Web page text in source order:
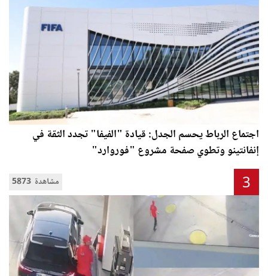
اجتماع الرباط يحسم الجدل: قيادة "الفيفا" تجدد الثقة في
إنفانتينو وتطوي صفحة مشروع "فوروارد"
5873 مشاهدة 3